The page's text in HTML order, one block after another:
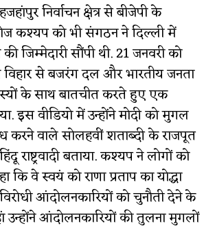
निर्वाचन क्षेत्र से बीजेपी के
कश्यप को भी संगठन ने दिल्ली में
जिम्मेदारी सौंपी थी. 21 जनवरी को
से बजरंग दल और भारतीय जनता
के साथ बातचीत करते हुए एक
इस वीडियो में उन्होंने मोदी को मुगल
करने वाले सोलहवीं शताब्दी के राजपूत
राष्ट्रवादी बताया. कश्यप ने लोगों को
कि वे स्वयं को राणा प्रताप का योद्धा
आंदोलनकारियों को चुनौती देने के
उन्होंने आंदोलनकारियों की तुलना मुगलों